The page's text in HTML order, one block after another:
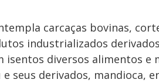
carcaças bovinas,
industrializados
isentos diversos alimentos e
e seus derivados, mandioca,